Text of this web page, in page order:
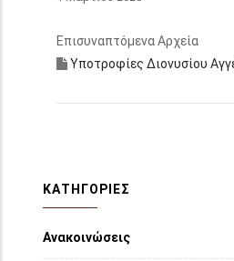
Επισυναπτόμενα Αρχεία
Υποτροφίες Διονυσίου
ΚΑΤΗΓΟΡΙΕΣ
Ανακοινώσεις